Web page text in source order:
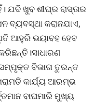
ଯଦି ଖୁବ ଶୀଘ୍ର ରାସ୍ତାର
ବ୍ୟବସ୍ଥା କରାନଯାଏ,
ଆହୁରି ଭୟାବହ ହେବ
ବିଭାଗ ତୁରନ୍ତ
କାର୍ଯ୍ୟ ଆରମ୍ଭ
ବାଘମାରି ମୁଖ୍ୟ